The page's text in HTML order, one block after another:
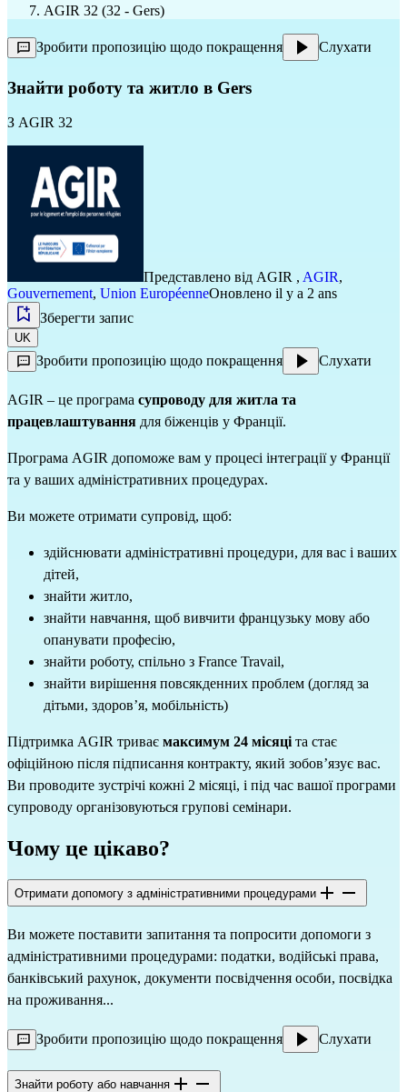
AGIR 32 (32 - Gers)
Зробити пропозицію щодо покращення Слухати
Знайти роботу та житло в Gers
З AGIR 32
Представлено від AGIR , AGIR,
Gouvernement, Union EuropéenneОновлено il y a 2 ans
Зберегти запис
UK
Зробити пропозицію щодо покращення Слухати
AGIR – це програма супроводу для житла та
працевлаштування для біженців у Франції.
Програма AGIR допоможе вам у процесі інтеграції у Франції
та у ваших адміністративних процедурах.
Ви можете отримати супровід, щоб:
здійснювати адміністративні процедури, для вас і ваших
дітей,
знайти житло,
знайти навчання, щоб вивчити французьку мову або
опанувати професію,
знайти роботу, спільно з France Travail,
знайти вирішення повсякденних проблем (догляд за
дітьми, здоров’я, мобільність)
Підтримка AGIR триває максимум 24 місяціта стає
офіційною після підписання контракту, який зобов’язує вас.
Ви проводите зустрічі кожні 2 місяці, і під час вашої програми
супроводу організовуються групові семінари.
Чому це цікаво?
Отримати допомогу з адміністративними процедурами
Ви можете поставити запитання та попросити допомоги з
адміністративними процедурами: податки, водійські права,
банківський рахунок, документи посвідчення особи, посвідка
на проживання...
Зробити пропозицію щодо покращення Слухати
Знайти роботу або навчання